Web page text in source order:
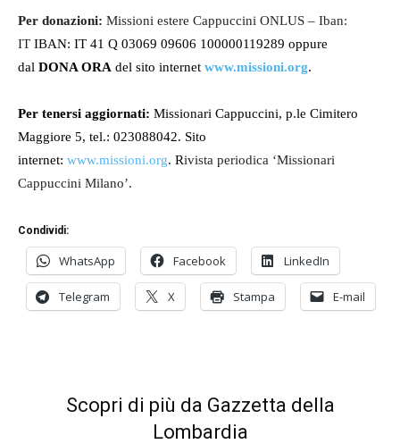
Per donazioni: Missioni estere Cappuccini ONLUS – Iban:
IT IBAN: IT 41 Q 03069 09606 100000119289 oppure
dal DONA ORA del sito internet www.missioni.org.
Per tenersi aggiornati: Missionari Cappuccini, p.le Cimitero
Maggiore 5, tel.: 023088042. Sito
internet: www.missioni.org. Rivista periodica ‘Missionari
Cappuccini Milano’.
Condividi:
WhatsApp Facebook LinkedIn
Telegram X Stampa E-mail
Scopri di più da Gazzetta della
Lombardia